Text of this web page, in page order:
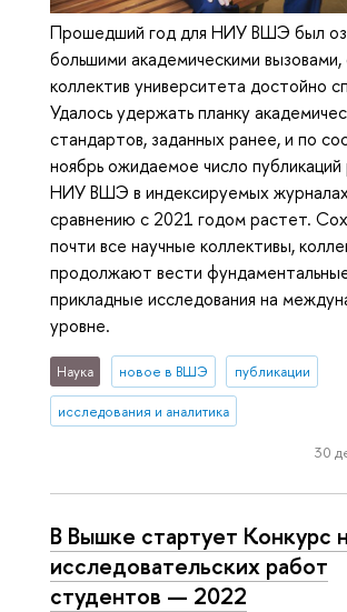
Прошедший год для НИУ ВШЭ был
большими академическими
коллектив университета достойно
Удалось удержать планку
стандартов, заданных ранее, и по
ноябрь ожидаемое число публикаций
НИУ ВШЭ в индексируемых
сравнению с 2021 годом растет.
почти все научные коллективы,
продолжают вести
прикладные исследования на
уровне.
Наука новое в ВШЭ публикации
исследования и аналитика
30
В Вышке стартует Конкурс
исследовательских работ
студентов — 2022